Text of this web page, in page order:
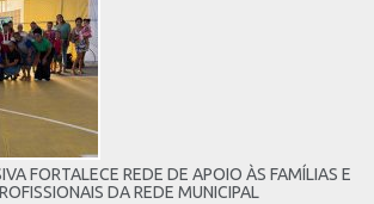
FORTALECE REDE DE APOIO ÀS FAMÍLIAS E
DA REDE MUNICIPAL